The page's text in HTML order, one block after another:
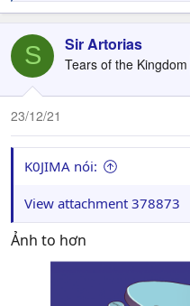
e
c
i
o
n
s
:
S Sir Artorias
Tears of the Kingdom
23/12/21
K0JIMA nói:
View attachment 378873
Ảnh to hơn